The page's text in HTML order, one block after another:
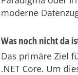
moderne
Was noch nicht da
Das primäre Ziel
.NET Core. Um